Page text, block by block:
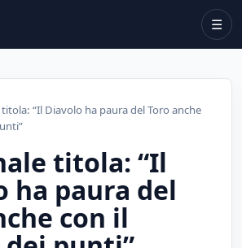
☰
“Il Diavolo ha paura del Toro anche
titola: “Il
ha paura del
con il